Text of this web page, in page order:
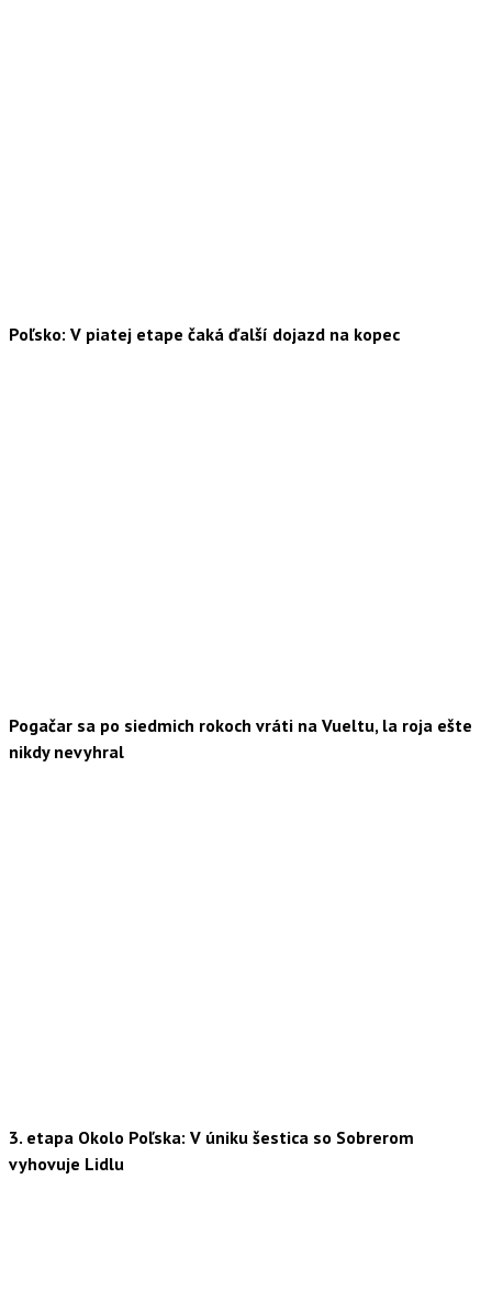
Poľsko: V piatej etape čaká ďalší dojazd na kopec
Pogačar sa po siedmich rokoch vráti na Vueltu, la roja ešte
nikdy nevyhral
3. etapa Okolo Poľska: V úniku šestica so Sobrerom
vyhovuje Lidlu